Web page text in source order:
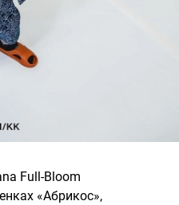
Full-Bloom
«Абрикос»,